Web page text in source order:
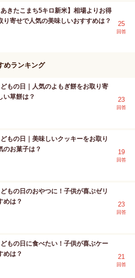
あきたこまち5キロ新米】相場よりお得
り寄せで人気の美味しいおすすめは？
25
回答
めランキング
もの日｜人気のよもぎ餅をお取り寄
い草餅は？
23
回答
もの日｜美味しいクッキーをお取り
のお菓子は？
19
回答
もの日のおやつに！子供が喜ぶゼリ
めは？
23
回答
もの日に食べたい！子供が喜ぶケー
めは？
21
回答